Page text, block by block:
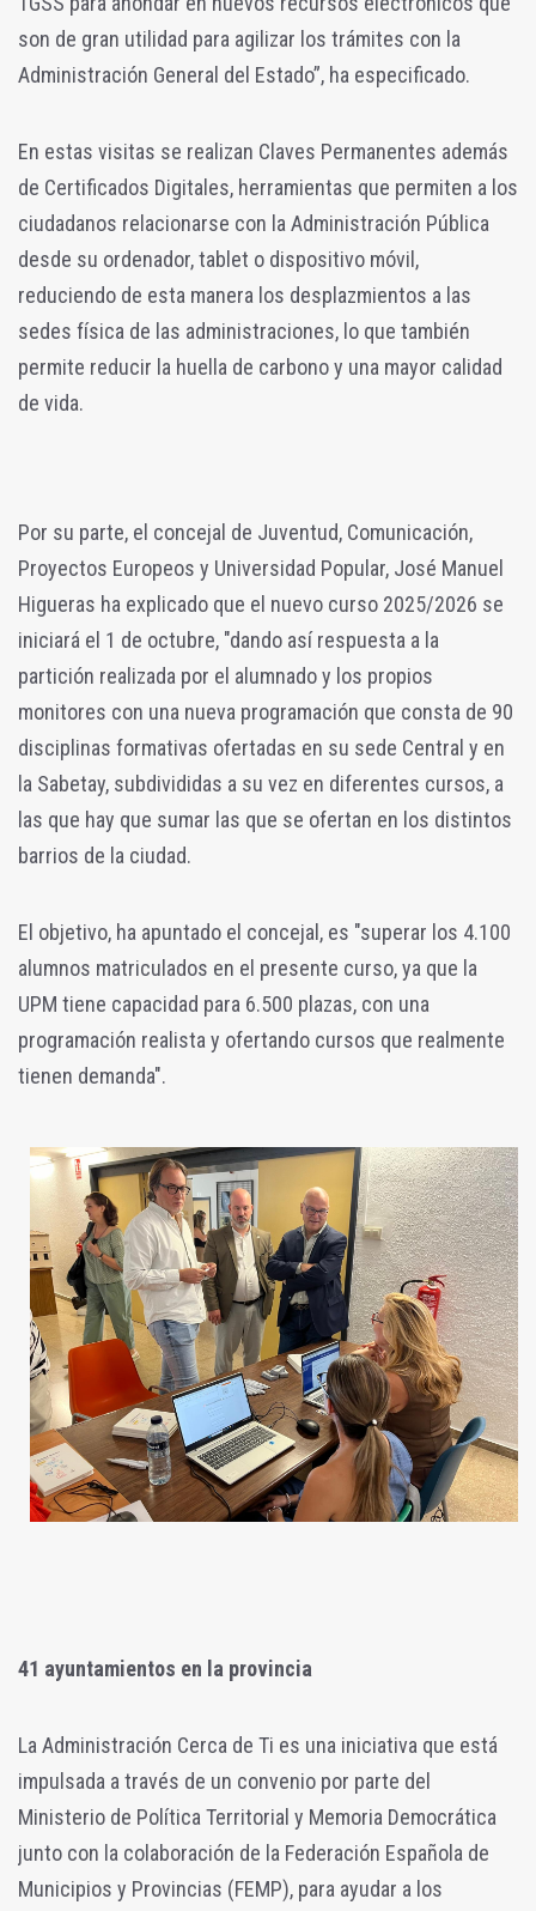
son de gran utilidad para agilizar los trámites con la
Administración General del Estado”, ha especificado.
En estas visitas se realizan Claves Permanentes además
de Certificados Digitales, herramientas que permiten a los
ciudadanos relacionarse con la Administración Pública
desde su ordenador, tablet o dispositivo móvil,
reduciendo de esta manera los desplazmientos a las
sedes física de las administraciones, lo que también
permite reducir la huella de carbono y una mayor calidad
de vida.
Por su parte, el concejal de Juventud, Comunicación,
Proyectos Europeos y Universidad Popular, José Manuel
Higueras ha explicado que el nuevo curso 2025/2026 se
iniciará el 1 de octubre, "dando así respuesta a la
partición realizada por el alumnado y los propios
monitores con una nueva programación que consta de 90
disciplinas formativas ofertadas en su sede Central y en
la Sabetay, subdivididas a su vez en diferentes cursos, a
las que hay que sumar las que se ofertan en los distintos
barrios de la ciudad.
El objetivo, ha apuntado el concejal, es "superar los 4.100
alumnos matriculados en el presente curso, ya que la
UPM tiene capacidad para 6.500 plazas, con una
programación realista y ofertando cursos que realmente
tienen demanda".
41 ayuntamientos en la provincia
La Administración Cerca de Ti es una iniciativa que está
impulsada a través de un convenio por parte del
Ministerio de Política Territorial y Memoria Democrática
junto con la colaboración de la Federación Española de
Municipios y Provincias (FEMP), para ayudar a los